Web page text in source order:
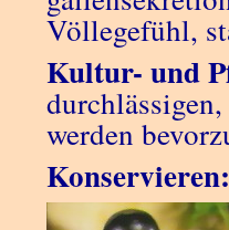
Völlegefühl,
Kultur- und
werden